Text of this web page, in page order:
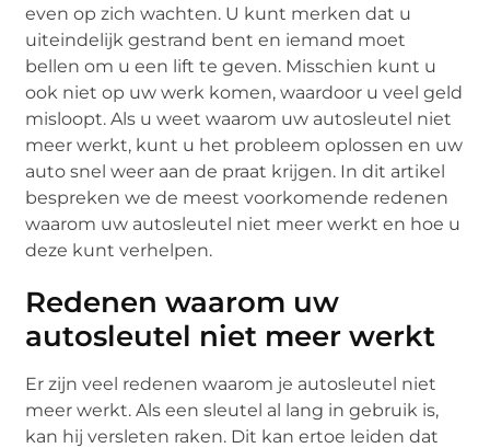
even op zich wachten. U kunt merken dat u
uiteindelijk gestrand bent en iemand moet
bellen om u een lift te geven. Misschien kunt u
ook niet op uw werk komen, waardoor u veel geld
misloopt. Als u weet waarom uw autosleutel niet
meer werkt, kunt u het probleem oplossen en uw
auto snel weer aan de praat krijgen. In dit artikel
bespreken we de meest voorkomende redenen
waarom uw autosleutel niet meer werkt en hoe u
deze kunt verhelpen.
Redenen waarom uw
autosleutel niet meer werkt
Er zijn veel redenen waarom je autosleutel niet
meer werkt. Als een sleutel al lang in gebruik is,
kan hij versleten raken. Dit kan ertoe leiden dat